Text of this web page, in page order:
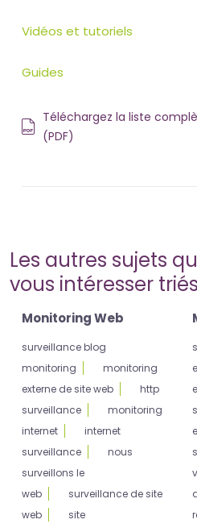
Vidéos et tutoriels
Guides
Téléchargez la liste
(PDF)
Les autres sujets
vous intéresser
Monitoring Web
surveillance blog
monitoring
monitoring
externe de site web
http
surveillance
monitoring
internet
internet
surveillance
nous
surveillons le
web
surveillance de site
web
site